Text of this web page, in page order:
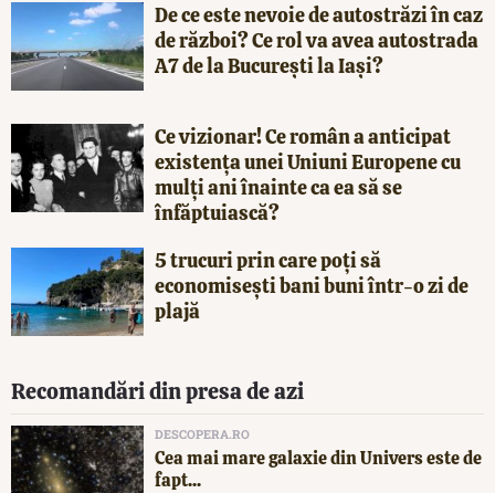
De ce este nevoie de autostrăzi în caz
de război? Ce rol va avea autostrada
A7 de la București la Iași?
Ce vizionar! Ce român a anticipat
existența unei Uniuni Europene cu
mulți ani înainte ca ea să se
înfăptuiască?
5 trucuri prin care poți să
economisești bani buni într-o zi de
plajă
Recomandări din presa de azi
DESCOPERA.RO
Cea mai mare galaxie din Univers este de
fapt...